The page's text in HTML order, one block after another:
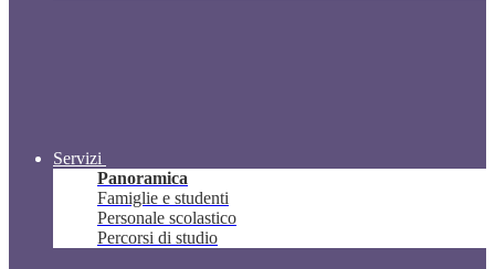
Servizi
Panoramica
Famiglie e studenti
Personale scolastico
Percorsi di studio